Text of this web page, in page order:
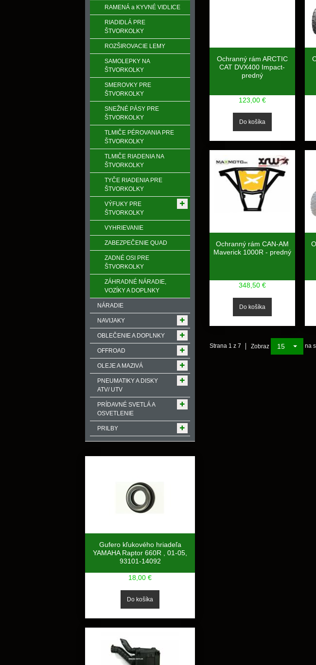
Ochranný rám ARCTIC
CAT DVX400 Impact-
predný
123,00 €
Ochranný rám CAN-AM
Maverick 1000R - predný
348,50 €
Strana 1 z 7 Zobraz 15 na
RAMENÁ a KYVNÉ VIDLICE
RIADIDLÁ PRE
ŠTVORKOLKY
ROZŠIROVACIE LEMY
SAMOLEPKY NA
ŠTVORKOLKY
SMEROVKY PRE
ŠTVORKOLKY
SNEŽNÉ PÁSY PRE
ŠTVORKOLKY
TLMIČE PÉROVANIA PRE
ŠTVORKOLKY
TLMIČE RIADENIA NA
ŠTVORKOLKY
TYČE RIADENIA PRE
ŠTVORKOLKY
VÝFUKY PRE
ŠTVORKOLKY
VYHRIEVANIE
ZABEZPEČENIE QUAD
ZADNÉ OSI PRE
ŠTVORKOLKY
ZÁHRADNÉ NÁRADIE,
VOZÍKY A DOPLNKY
NÁRADIE
NAVIJAKY
OBLEČENIE A DOPLNKY
OFFROAD
OLEJE A MAZIVÁ
PNEUMATIKY A DISKY
ATV/ UTV
PRÍDAVNÉ SVETLÁ A
OSVETLENIE
PRILBY
Gufero kľukového hriadeľa
YAMAHA Raptor 660R , 01-05,
93101-14092
18,00 €